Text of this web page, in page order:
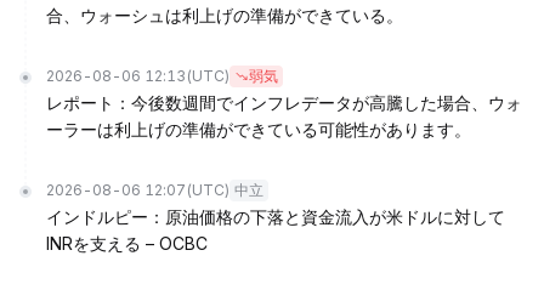
合、ウォーシュは利上げの準備ができている。
2026-08-06 12:13 (UTC) 弱気
レポート：今後数週間でインフレデータが高騰した場合、ウォ
ーラーは利上げの準備ができている可能性があります。
2026-08-06 12:07 (UTC) 中立
インドルピー：原油価格の下落と資金流入が米ドルに対して
INRを支える – OCBC